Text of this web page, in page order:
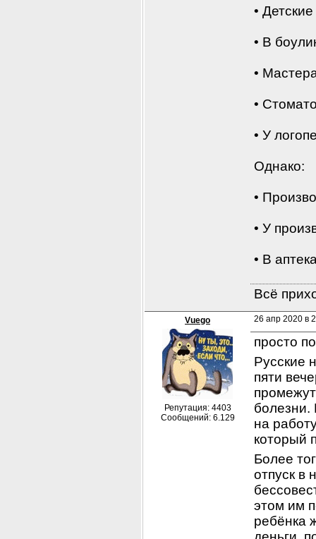
•
• В
•
•
• У
Однако:
•
• У
• В
Всё
Vuego
Репутация: 4403
Сообщений: 6.129
26 апр 2020 в
просто
Русские
пяти
болезни.
на
который
Более
отпуск в
этом им
ребёнка